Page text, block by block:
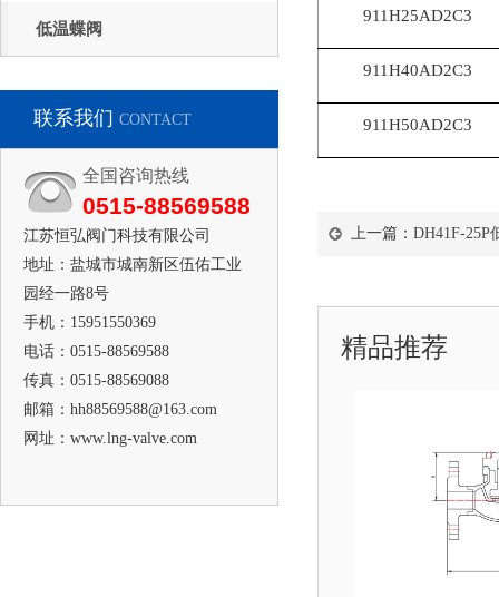
低温蝶阀
联系我们 CONTACT
全国咨询热线
0515-88569588
江苏恒弘阀门科技有限公司
地址：盐城市城南新区伍佑工业
园经一路8号
手机：15951550369
电话：0515-88569588
传真：0515-88569088
邮箱：hh88569588@163.com
网址：www.lng-valve.com
911H25AD2C3
911H40AD2C3
911H50AD2C3
上一篇： DH41F-25P
精品推荐